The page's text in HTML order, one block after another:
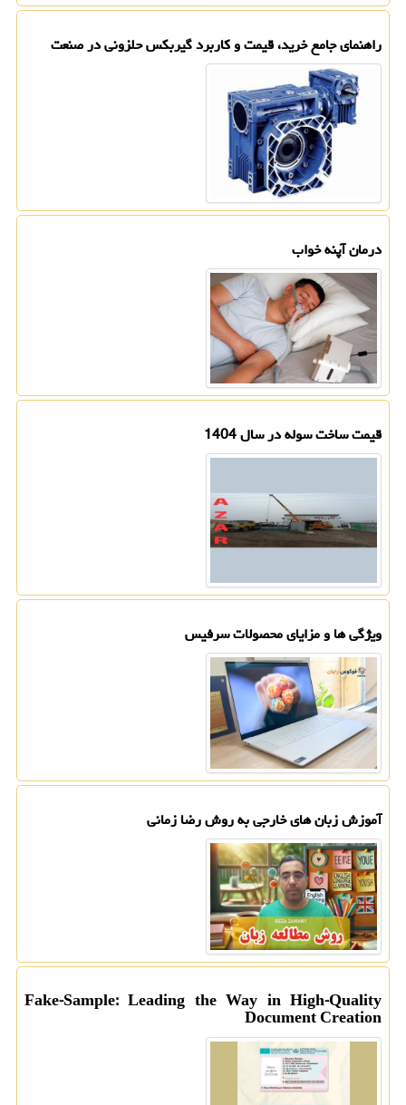
راهنمای جامع خرید، قیمت و کاربرد گیربکس حلزونی در صنعت
درمان آپنه خواب
قیمت ساخت سوله در سال 1404
ویژگی ها و مزایای محصولات سرفیس
آموزش زبان های خارجی به روش رضا زمانی
Fake-Sample: Leading the Way in High-Quality
Document Creation